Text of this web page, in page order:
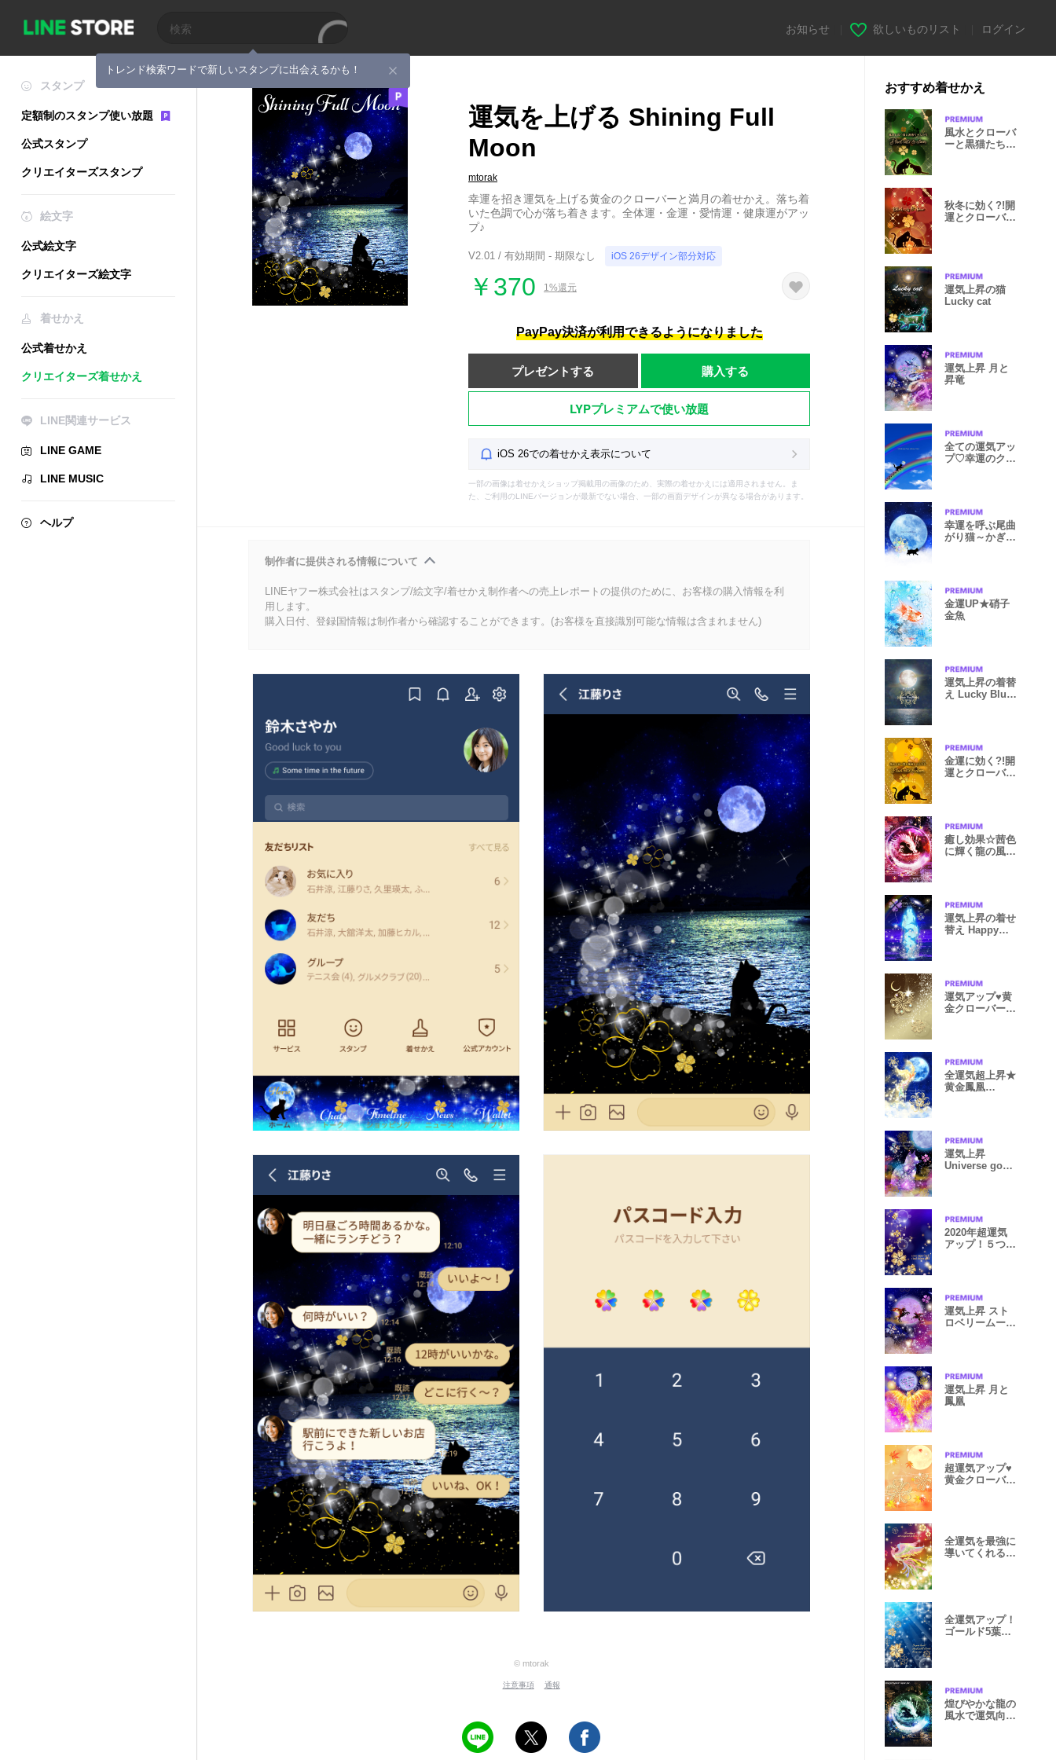
トレンド検索ワードで新しいスタンプに出会えるかも！
お知らせ 欲しいものリスト ログイン
スタンプ
定額制のスタンプ使い放題
公式スタンプ
クリエイターズスタンプ
絵文字
公式絵文字
クリエイターズ絵文字
着せかえ
公式着せかえ
クリエイターズ着せかえ
LINE関連サービス
LINE GAME
LINE MUSIC
ヘルプ
運気を上げる Shining Full
Moon
mtorak
幸運を招き運気を上げる黄金のクローバーと満月の着せかえ。落ち着
いた色調で心が落ち着きます。全体運・金運・愛情運・健康運がアッ
プ♪
V2.01 / 有効期間 - 期限なし iOS 26デザイン部分対応
￥370 1%還元
PayPay決済が利用できるようになりました
プレゼントする 購入する
LYPプレミアムで使い放題
iOS 26での着せかえ表示について
一部の画像は着せかえショップ掲載用の画像のため、実際の着せかえには適用されません。ま
た、ご利用のLINEバージョンが最新でない場合、一部の画面デザインが異なる場合があります。
制作者に提供される情報について
LINEヤフー株式会社はスタンプ/絵文字/着せかえ制作者への売上レポートの提供のために、お客様の購入情報を利
用します。
購入日付、登録国情報は制作者から確認することができます。(お客様を直接識別可能な情報は含まれません)
© mtorak
注意事項 通報
おすすめ着せかえ
風水とクローバ
ーと黒猫たち✖️
秋冬に効く?!開
運とクローバー
運気上昇の猫
Lucky cat
運気上昇 月と
昇竜
全ての運気アッ
プ♡幸運のクロ
幸運を呼ぶ尾曲
がり猫～かぎし
金運UP★硝子
金魚
運気上昇の着替
え Lucky Blue
金運に効く?!開
運とクローバー
癒し効果☆茜色
に輝く龍の風水
運気上昇の着せ
替え Happy
運気アップ♥黄
金クローバーin
全運気超上昇★
黄金鳳凰
運気上昇
Universe good
2020年超運気
アップ！５つ葉
運気上昇 スト
ロベリームーン
運気上昇 月と
鳳凰
超運気アップ♥
黄金クローバー
全運気を最強に
導いてくれる虹
全運気アップ！
ゴールド5葉ク
煌びやかな龍の
風水で運気向